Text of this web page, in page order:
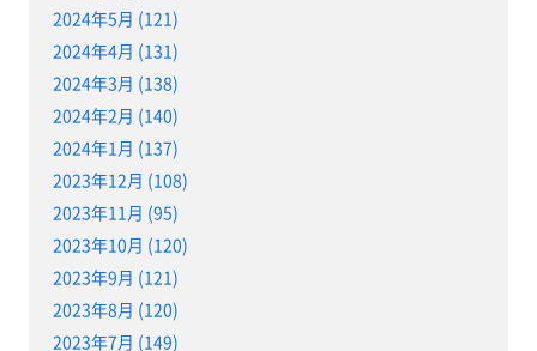
2024年5月 (121)
2024年4月 (131)
2024年3月 (138)
2024年2月 (140)
2024年1月 (137)
2023年12月 (108)
2023年11月 (95)
2023年10月 (120)
2023年9月 (121)
2023年8月 (120)
2023年7月 (149)